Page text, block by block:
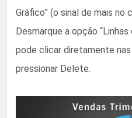
Gráfico” (o sinal de mais no
Desmarque a opção
pode clicar diretamente nas
pressionar Delete.